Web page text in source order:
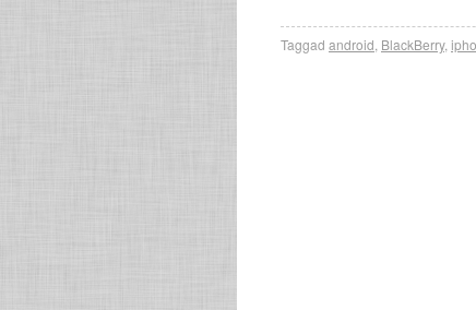
Taggad android BlackBerry,